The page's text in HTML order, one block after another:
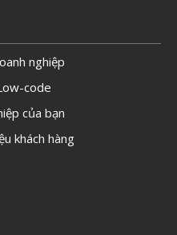
nghiệp
code
của bạn
khách hàng